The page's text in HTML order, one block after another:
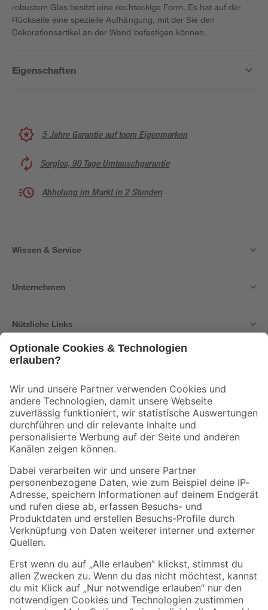
robustem Glas besitzt eine rechteckige Form. Es hat auf der
Rückseite eine spezielle Aufhängung, mit der Sie den
Dekorationsartikel an der Wand befestigen können.
Eigenschaften
5 Jahre Garantie auf toom Eigenmarken
Sorglos, 90 Tage Umtauschgarantie
Abholung im Markt in 2 Stunden
Wissen & Service
Unternehmen
Nützliche Links
Der toom Newsletter: Keine Angebote und Aktionen mehr verpassen!
Zur Newsletter Anmeldung
Folge uns
Zahlungsarten Versandarten
Sicher einkaufen
Jetzt die toom-App herunterladen